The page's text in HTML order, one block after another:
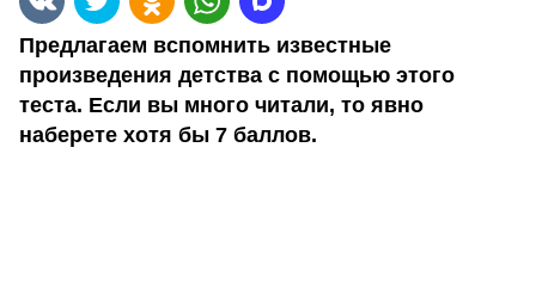
Предлагаем вспомнить известные
произведения детства с помощью этого
теста. Если вы много читали, то явно
наберете хотя бы 7 баллов.